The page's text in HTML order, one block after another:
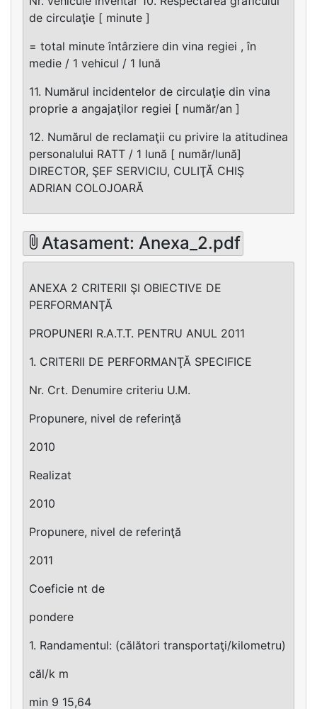
de circulaţie [ minute ]
= total minute întârziere din vina regiei , în
medie / 1 vehicul / 1 lună
11. Numărul incidentelor de circulaţie din vina
proprie a angajaţilor regiei [ număr/an ]
12. Numărul de reclamaţii cu privire la atitudinea
personalului RATT / 1 lună [ număr/lună]
DIRECTOR, ŞEF SERVICIU, CULIŢĂ CHIŞ
ADRIAN COLOJOARĂ
Atasament: Anexa_2.pdf
ANEXA 2 CRITERII ŞI OBIECTIVE DE
PERFORMANŢĂ
PROPUNERI R.A.T.T. PENTRU ANUL 2011
1. CRITERII DE PERFORMANŢĂ SPECIFICE
Nr. Crt. Denumire criteriu U.M.
Propunere, nivel de referinţă
2010
Realizat
2010
Propunere, nivel de referinţă
2011
Coeficie nt de
pondere
1. Randamentul: (călători transportaţi/kilometru)
căl/k m
min 9 15,64